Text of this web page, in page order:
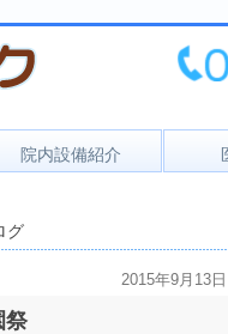
院内設備紹介
グ
2015年9月13
祭